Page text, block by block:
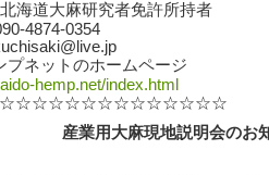
海道大麻研究者免許所持者
4874-0354
プネットのホームページ
hemp.net/index.html
産業用大麻現地説明会のお